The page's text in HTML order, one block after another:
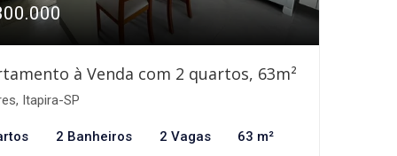
à Venda com 2 quartos, 63m²
Itapira-SP
2 Banheiros 2 Vagas 63 m²